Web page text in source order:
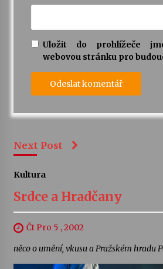
Uložit do prohlížeče
webovou stránku pro
Next Post
Kultura
Srdce a Hradčany
Čt Pro 5 , 2002
něco o umění, vkusu a Pražském hradu